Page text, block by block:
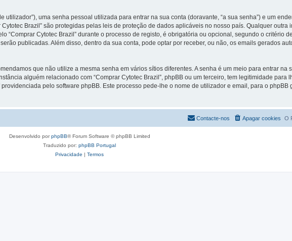
uma senha pessoal utilizada para entrar na sua conta (doravante, “a sua senha”) e um
Brazil” são protegidas pelas leis de proteção de dados aplicáveis no nosso país. Qualquer outra
Cytotec Brazil” durante o processo de registo, é obrigatória ou opcional, segundo o critério de
publicadas. Além disso, dentro da sua conta, pode optar por receber, ou não, os emails gerados
que não utilize a mesma senha em vários sítios diferentes. A senha é um meio para entrar na
alguém relacionado com “Comprar Cytotec Brazil”, phpBB ou um terceiro, tem legitimidade para
pelo software phpBB. Este processo pede-lhe o nome de utilizador e email, para o phpBB
O
Apagar cookies
Contacte-nos
Desenvolvido porphpBB® Forum Software © phpBB Limited
Traduzido por: phpBB Portugal
Privacidade | Termos